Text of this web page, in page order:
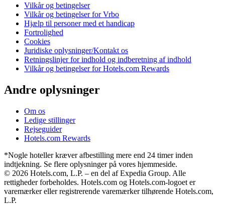
Vilkår og betingelser
Vilkår og betingelser for Vrbo
Hjælp til personer med et handicap
Fortrolighed
Cookies
Juridiske oplysninger/Kontakt os
Retningslinjer for indhold og indberetning af indhold
Vilkår og betingelser for Hotels.com Rewards
Andre oplysninger
Om os
Ledige stillinger
Rejseguider
Hotels.com Rewards
*Nogle hoteller kræver afbestilling mere end 24 timer inden
indtjekning. Se flere oplysninger på vores hjemmeside.
© 2026 Hotels.com, L.P. – en del af Expedia Group. Alle
rettigheder forbeholdes. Hotels.com og Hotels.com-logoet er
varemærker eller registrerende varemærker tilhørende Hotels.com,
L.P.